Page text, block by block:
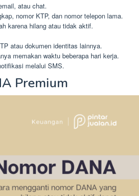
atau chat.
nomor KTP, dan nomor telepon lama.
karena hilang atau tidak aktif.
atau dokumen identitas lainnya.
memakan waktu beberapa hari kerja.
melalui SMS.
Premium